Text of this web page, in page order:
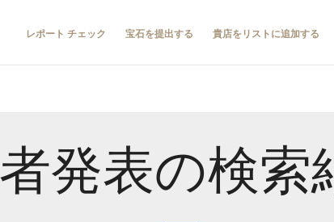
レポート チェック 宝石を提出する 貴店をリストに追加する
発表の検索